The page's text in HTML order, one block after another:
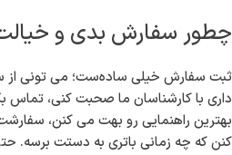
خرید باتری موتورسیکلت
خرید باتری لیتیومی